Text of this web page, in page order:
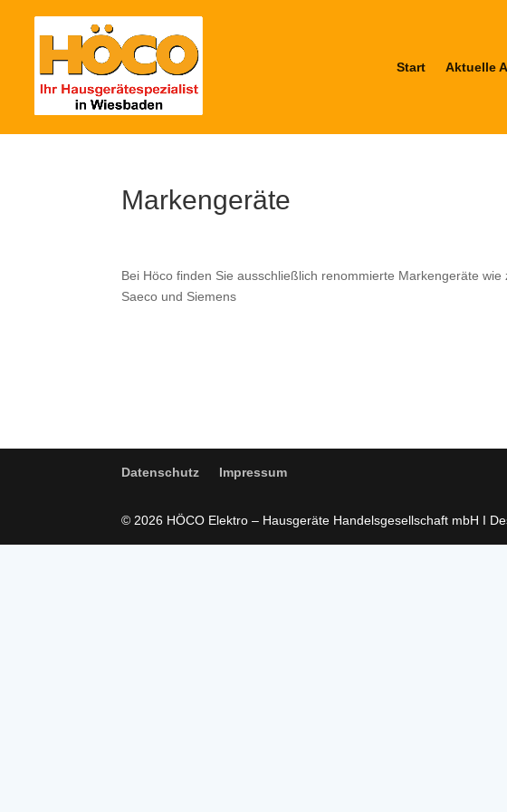
Start Aktuelle
Markengeräte
Bei Höco finden Sie ausschließlich renommierte Markengeräte
Saeco und Siemens
Datenschutz Impressum
© 2026 HÖCO Elektro – Hausgeräte Handelsgesellschaft mbH I